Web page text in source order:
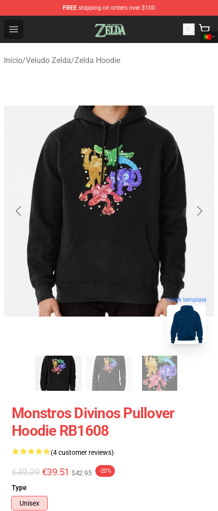
FREE shipping on orders over $100
Open menu
The Legend of Zelda Store - Official The Legend of
Início/Veludo Zelda/Zelda Hoodie
blank template
Monstros Divinos Pullover
Hoodie RB1608
(4 customer reviews)
€49.39 €39.51 $42.95 -20%
Type
Unisex